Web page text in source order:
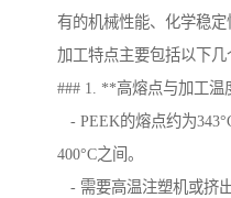
有的机械性能、化学稳
加工特点主要包括以下几
### 1. **高熔点与加工温
- PEEK的熔点约为
400°C之间。
- 需要高温注塑机或挤